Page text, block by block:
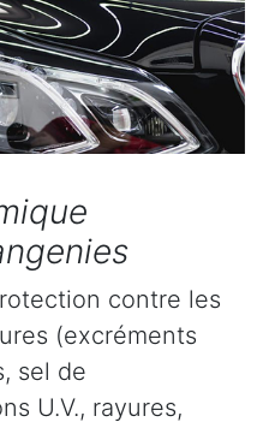
contre les
(excréments
sel de
U.V., rayures,